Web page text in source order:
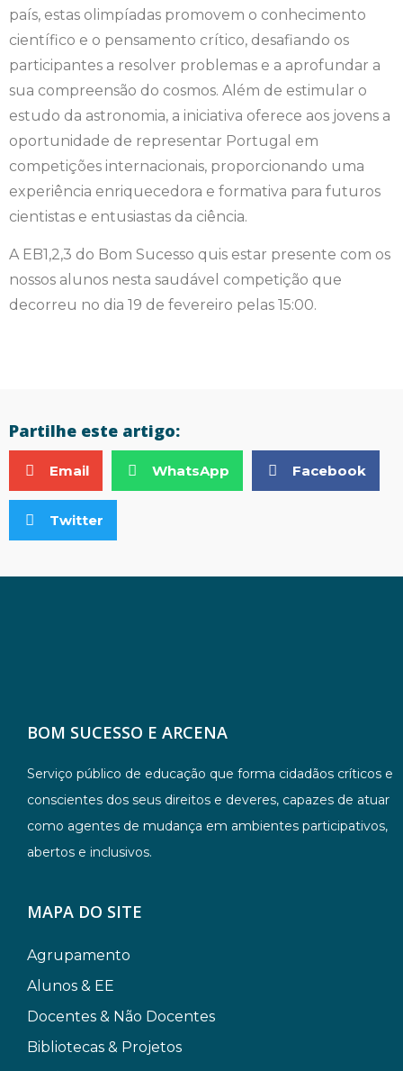
país, estas olimpíadas promovem o conhecimento
científico e o pensamento crítico, desafiando os
participantes a resolver problemas e a aprofundar a
sua compreensão do cosmos. Além de estimular o
estudo da astronomia, a iniciativa oferece aos jovens a
oportunidade de representar Portugal em
competições internacionais, proporcionando uma
experiência enriquecedora e formativa para futuros
cientistas e entusiastas da ciência.
A EB1,2,3 do Bom Sucesso quis estar presente com os
nossos alunos nesta saudável competição que
decorreu no dia 19 de fevereiro pelas 15:00.
Partilhe este artigo:
Email WhatsApp Facebook
Twitter
BOM SUCESSO E ARCENA
Serviço público de educação que forma cidadãos críticos e
conscientes dos seus direitos e deveres, capazes de atuar
como agentes de mudança em ambientes participativos,
abertos e inclusivos.
MAPA DO SITE
Agrupamento
Alunos & EE
Docentes & Não Docentes
Bibliotecas & Projetos